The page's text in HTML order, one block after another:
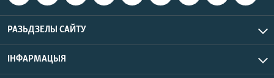
РАЗЬДЗЕЛЫ САЙТУ
ІНФАРМАЦЫЯ